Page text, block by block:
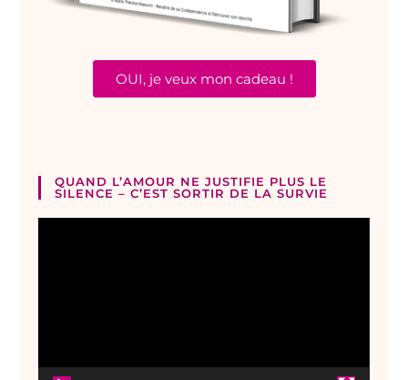
OUI, je veux mon cadeau !
QUAND L’AMOUR NE JUSTIFIE PLUS LE
SILENCE – C’EST SORTIR DE LA SURVIE